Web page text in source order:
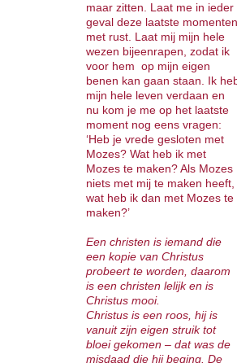
maar zitten. Laat me in ieder
geval deze laatste momenten
met rust. Laat mij mijn hele
wezen bijeenrapen, zodat ik
voor hem op mijn eigen
benen kan gaan staan. Ik
mijn hele leven verdaan en
nu kom je me op het laatste
moment nog eens vragen:
‘Heb je vrede gesloten met
Mozes? Wat heb ik met
Mozes te maken? Als Mozes
niets met mij te maken heeft,
wat heb ik dan met Mozes te
maken?’
Een christen is iemand die
een kopie van Christus
probeert te worden, daarom
is een christen lelijk en is
Christus mooi.
Christus is een roos, hij is
vanuit zijn eigen struik tot
bloei gekomen – dat was de
misdaad die hij beging. De